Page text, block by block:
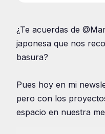
¿Te acuerdas de
japonesa que nos
basura?
Pues hoy en mi
pero con los
espacio en nuestra